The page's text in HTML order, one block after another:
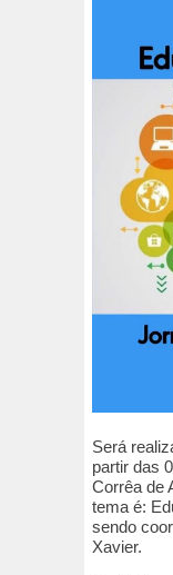
Será
partir das
Corrêa de
tema é:
sendo
Xavier.